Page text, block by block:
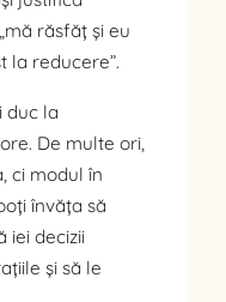
răsfăț și eu
la reducere”.
duc la
De multe ori,
ci modul în
învăța să
iei decizii
și să le